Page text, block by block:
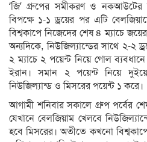
‘জি’ গ্রুপের সমীকরণ ও নকআউটের
বিপক্ষে ১-১ ড্রয়ের পর এটি
বিশ্বকাপে নিজেদের শেষ ৪ ম্যাচে
অন্যদিকে, নিউজিল্যান্ডের সাথে ২-২
২ ম্যাচে ২ পয়েন্ট নিয়ে গোল ব্যবধানে
ইরান। সমান ২ পয়েন্ট নিয়ে
নিউজিল্যান্ড ও মিসরের পয়েন্ট ১ করে।
আগামী শনিবার সকালে গ্রুপ পর্বের
যেখানে বেলজিয়াম খেলবে
হবে মিসরের। অতীতে কখনো